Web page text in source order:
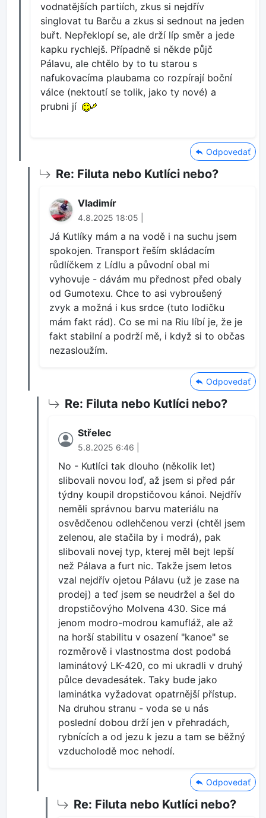
vodnatějších partiích, zkus si nejdřív
singlovat tu Barču a zkus si sednout na jeden
buřt. Nepřeklopí se, ale drží líp směr a jede
kapku rychlejš. Případně si někde půjč
Pálavu, ale chtělo by to tu starou s
nafukovacíma plaubama co rozpírají boční
válce (nektoutí se tolik, jako ty nové) a
prubni jí
Odpovedať
Re: Filuta nebo Kutlíci nebo?
Vladimír
4.8.2025 18:05 |
Já Kutlíky mám a na vodě i na suchu jsem
spokojen. Transport řeším skládacím
růdlíčkem z Lídlu a původní obal mi
vyhovuje - dávám mu přednost před obaly
od Gumotexu. Chce to asi vybroušený
zvyk a možná i kus srdce (tuto lodičku
mám fakt rád). Co se mi na Riu líbí je, že je
fakt stabilní a podrží mě, i když si to občas
nezasloužím.
Odpovedať
Re: Filuta nebo Kutlíci nebo?
Střelec
5.8.2025 6:46 |
No - Kutlíci tak dlouho (několik let)
slibovali novou loď, až jsem si před pár
týdny koupil dropstičovou kánoi. Nejdřív
neměli správnou barvu materiálu na
osvědčenou odlehčenou verzi (chtěl jsem
zelenou, ale stačila by i modrá), pak
slibovali novej typ, kterej měl bejt lepší
než Pálava a furt nic. Takže jsem letos
vzal nejdřív ojetou Pálavu (už je zase na
prodej) a teď jsem se neudržel a šel do
dropstičovýho Molvena 430. Sice má
jenom modro-modrou kamufláž, ale až
na horší stabilitu v osazení "kanoe" se
rozměrově i vlastnostma dost podobá
laminátový LK-420, co mi ukradli v druhý
půlce devadesátek. Taky bude jako
laminátka vyžadovat opatrnější přístup.
Na druhou stranu - voda se u nás
poslední dobou drží jen v přehradách,
rybnících a od jezu k jezu a tam se běžný
vzducholodě moc nehodí.
Odpovedať
Re: Filuta nebo Kutlíci nebo?